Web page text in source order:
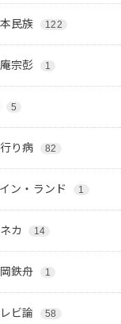
民族 122
宗彭 1
5
り病 82
ン・ランド 1
カ 14
鉄舟 1
ビ論 58